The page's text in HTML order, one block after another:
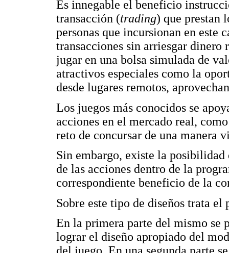
Es innegable el beneficio
transacción (trading) que prestan
personas que incursionan en
transacciones sin arriesgar dinero
jugar en una bolsa simulada de
atractivos especiales como la
desde lugares remotos,
Los juegos más conocidos se
acciones en el mercado real,
reto de concursar de una manera
Sin embargo, existe la posibilidad
de las acciones dentro de la
correspondiente beneficio de la
Sobre este tipo de diseños trata el
En la primera parte del mismo se
lograr el diseño apropiado del